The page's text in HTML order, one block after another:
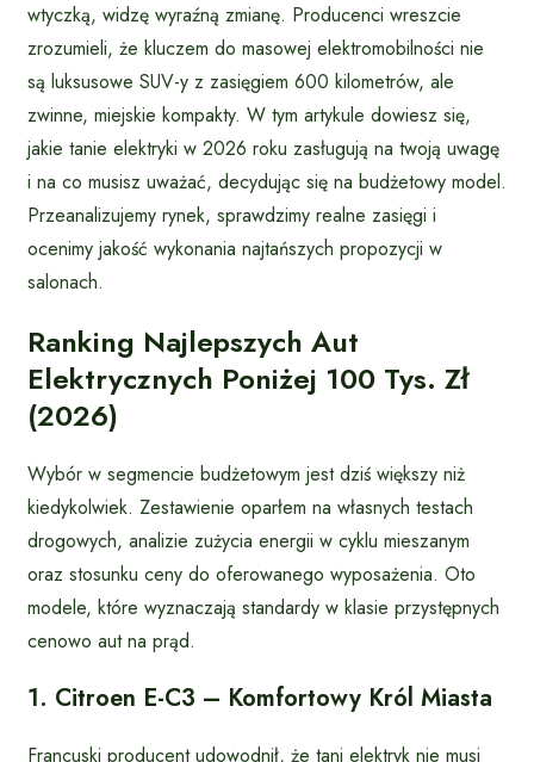
wtyczką, widzę wyraźną zmianę. Producenci wreszcie
zrozumieli, że kluczem do masowej elektromobilności nie
są luksusowe SUV-y z zasięgiem 600 kilometrów, ale
zwinne, miejskie kompakty. W tym artykule dowiesz się,
jakie tanie elektryki w 2026 roku zasługują na twoją uwagę
i na co musisz uważać, decydując się na budżetowy model.
Przeanalizujemy rynek, sprawdzimy realne zasięgi i
ocenimy jakość wykonania najtańszych propozycji w
salonach.
Ranking Najlepszych Aut
Elektrycznych Poniżej 100 Tys. Zł
(2026)
Wybór w segmencie budżetowym jest dziś większy niż
kiedykolwiek. Zestawienie oparłem na własnych testach
drogowych, analizie zużycia energii w cyklu mieszanym
oraz stosunku ceny do oferowanego wyposażenia. Oto
modele, które wyznaczają standardy w klasie przystępnych
cenowo aut na prąd.
1. Citroen E-C3 – Komfortowy Król Miasta
Francuski producent udowodnił, że tani elektryk nie musi